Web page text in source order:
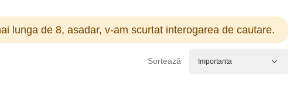
lunga de 8, asadar, v-am scurtat interogarea de cautare.
Sortează